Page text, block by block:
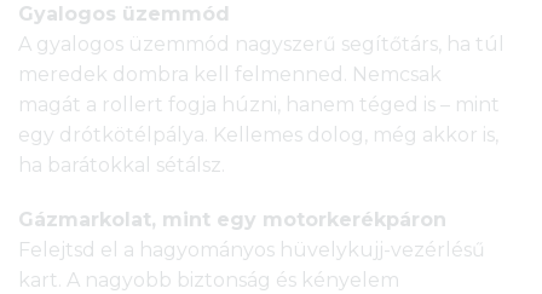
Gyalogos üzemmód
A gyalogos üzemmód nagyszerű segítőtárs, ha túl
meredek dombra kell felmenned. Nemcsak
magát a rollert fogja húzni, hanem téged is – mint
egy drótkötélpálya. Kellemes dolog, még akkor is,
ha barátokkal sétálsz.
Gázmarkolat, mint egy motorkerékpáron
Felejtsd el a hagyományos hüvelykujj-vezérlésű
kart. A nagyobb biztonság és kényelem